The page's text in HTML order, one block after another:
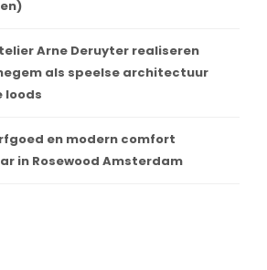
Arne Deruyter realiseren
als speelse architectuur
loods
en modern comfort
in Rosewood Amsterdam